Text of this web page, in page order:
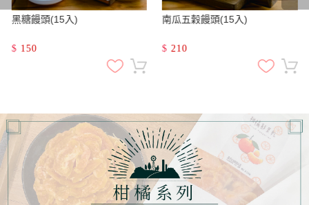
黑糖饅頭(15入)
$ 150
南瓜五穀饅頭(15入)
$ 210